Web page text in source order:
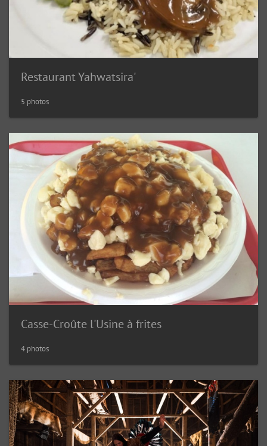
Restaurant Yahwatsira'
5 photos
Casse-Croûte l'Usine à frites
4 photos